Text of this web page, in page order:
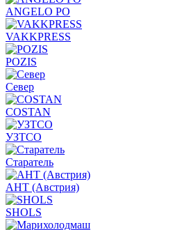
ANGELO PO
VAKKPRESS
POZIS
Север
COSTAN
УЗТСО
Старатель
АНТ (Австрия)
SHOLS